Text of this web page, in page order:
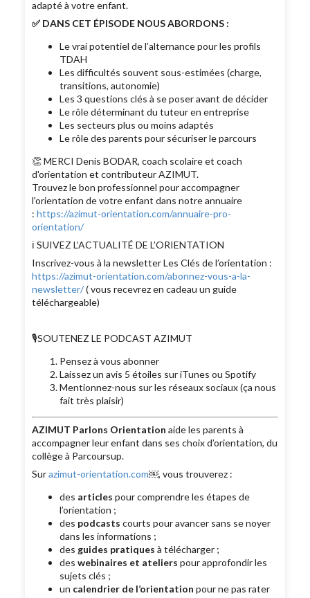
adapté à votre enfant.
✅ DANS CET ÉPISODE NOUS ABORDONS :
Le vrai potentiel de l’alternance pour les profils
TDAH
Les difficultés souvent sous-estimées (charge,
transitions, autonomie)
Les 3 questions clés à se poser avant de décider
Le rôle déterminant du tuteur en entreprise
Les secteurs plus ou moins adaptés
Le rôle des parents pour sécuriser le parcours
👏 MERCI Denis BODAR, coach scolaire et coach
d'orientation et contributeur AZIMUT.
Trouvez le bon professionnel pour accompagner
l'orientation de votre enfant dans notre annuaire
:https://azimut-orientation.com/annuaire-pro-
orientation/
ℹ️ SUIVEZ L’ACTUALITÉ DE L’ORIENTATION
Inscrivez-vous à la newsletter Les Clés de l’orientation :
https://azimut-orientation.com/abonnez-vous-a-la-
newsletter/( vous recevrez en cadeau un guide
téléchargeable)
🎙SOUTENEZ LE PODCAST AZIMUT
Pensez à vous abonner
Laissez un avis 5 étoiles sur iTunes ou Spotify
Mentionnez-nous sur les réseaux sociaux (ça nous
fait très plaisir)
AZIMUT Parlons Orientation aide les parents à
accompagner leur enfant dans ses choix d’orientation, du
collège à Parcoursup.
Surazimut-orientation.com￼, vous trouverez :
des articles pour comprendre les étapes de
l’orientation ;
des podcasts courts pour avancer sans se noyer
dans les informations ;
des guides pratiques à télécharger ;
deswebinaires et ateliers pour approfondir les
sujets clés ;
un calendrier de l’orientation pour ne pas rater